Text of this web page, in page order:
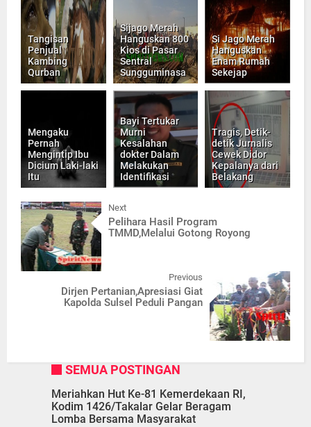
Tangisan
Penjual
Kambing
Qurban
Sijago Merah
Hanguskan 800
Kios di Pasar
Sentral
Sungguminasa
Si Jago Merah
Hanguskan
Enam Rumah
Sekejap
Mengaku
Pernah
Mengintip Ibu
Dicium Laki-laki
Itu
Bayi Tertukar
Murni
Kesalahan
dokter Dalam
Melakukan
Identifikasi
Tragis, Detik-
detik Jurnalis
Cewek Didor
Kepalanya dari
Belakang
Next
Pelihara Hasil Program
TMMD,Melalui Gotong Royong
Previous
Dirjen Pertanian,Apresiasi Giat
Kapolda Sulsel Peduli Pangan
SEMUA POSTINGAN
Meriahkan Hut Ke-81 Kemerdekaan RI,
Kodim 1426/Takalar Gelar Beragam
Lomba Bersama Masyarakat